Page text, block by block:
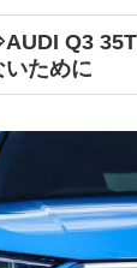
Q3
いために